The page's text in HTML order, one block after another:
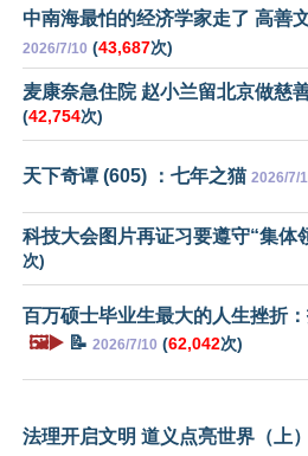
中南海最怕的经济学家走了 高善
2026/7/10 (43,687次)
麦康奈急住院 赵小兰留北京做慈
(42,754次)
天下奇谭 (605) ：七年之猫 2026/7/
科技大会图片再证习要遵守“集体
次)
百万硕士毕业生最大的人生挫折
🖼️▶️ 📝 2026/7/10 (62,042次)
法理开启文明 道义点亮世界（上）